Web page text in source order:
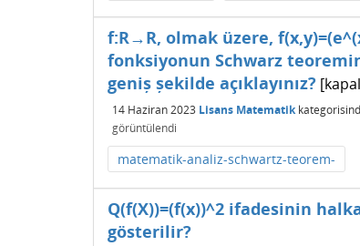
f:R→R, olmak üzere,
fonksiyonun Schwarz
geniș șekilde açıklayınız?
14 Haziran 2023 Lisans Matematik
görüntülendi
matematik-analiz-schwartz-teorem-
Q(f(X))=(f(x))^2 ifadesinin
gösterilir?